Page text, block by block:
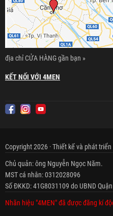
địa chỉ CỬA HÀNG gần bạn »
KẾT NỐI VỚI 4MEN
Copyright 2026 · Thiết kế và phát
Chủ quản: ông Nguyễn Ngọc Năm.
MST cá nhân: 0312028096
Số ĐKKD: 41G8031109 do UBND
Nhãn hiệu "4MEN" đã được đăng kí